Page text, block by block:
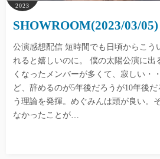
2023
SHOWROOM(2023/03/05)
公演感想配信 短時間でも日頃からこう
れると嬉しいのに。 僕の太陽公演に出
くなったメンバーが多くて、寂しい・
ど、辞めるのが5年後だろうが10年後
う理論を発揮。めぐみんは頭が良い。
なかったことが…